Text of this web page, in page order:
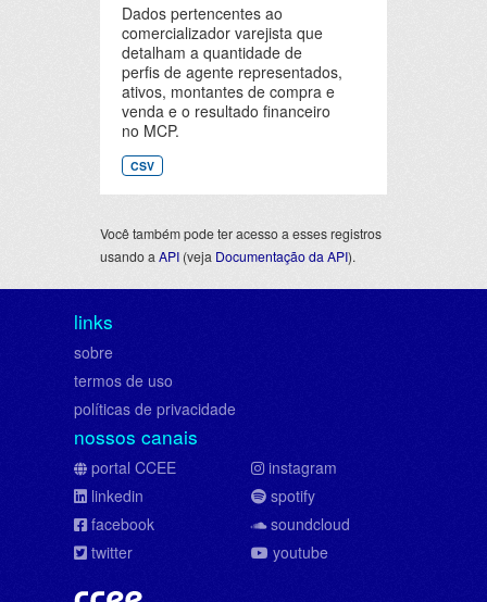
Dados pertencentes ao
comercializador varejista que
detalham a quantidade de
perfis de agente representados,
ativos, montantes de compra e
venda e o resultado financeiro
no MCP.
CSV
Você também pode ter acesso a esses registros
usando a API (veja Documentação da API).
links
sobre
termos de uso
políticas de privacidade
nossos canais
portal CCEE
linkedin
facebook
twitter
instagram
spotify
soundcloud
youtube